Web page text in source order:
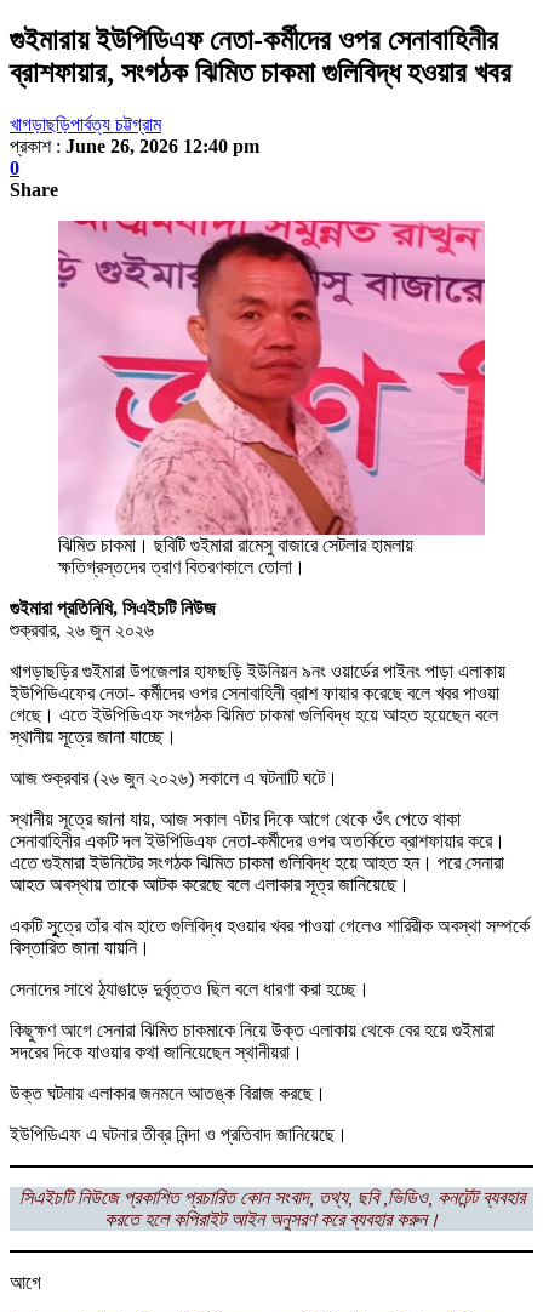
গুইমারায় ইউপিডিএফ নেতা-কর্মীদের ওপর সেনাবাহিনীর
ব্রাশফায়ার, সংগঠক ঝিমিত চাকমা গুলিবিদ্ধ হওয়ার খবর
খাগড়াছড়িপার্বত্য চট্টগ্রাম
প্রকাশ : June 26, 2026 12:40 pm
0
Share
ঝিমিত চাকমা। ছবিটি গুইমারা রামেসু বাজারে সেটলার হামলায়
ক্ষতিগ্রস্তদের ত্রাণ বিতরণকালে তোলা।
গুইমারা প্রতিনিধি, সিএইচটি নিউজ
শুক্রবার, ২৬ জুন ২০২৬
‎খাগড়াছড়ির গুইমারা উপজেলার হাফছড়ি ইউনিয়ন ৯নং ওয়ার্ডের পাইনং পাড়া এলাকায়
ইউপিডিএফের নেতা- কর্মীদের ওপর সেনাবাহিনী ব্রাশ ফায়ার করেছে বলে খবর পাওয়া
গেছে। এতে ইউপিডিএফ সংগঠক ঝিমিত চাকমা গুলিবিদ্ধ হয়ে আহত হয়েছেন বলে
স্থানীয় সূত্রে জানা যাচ্ছে।
আজ শুক্রবার (২৬ জুন ২০২৬) সকালে এ ঘটনাটি ঘটে।
স্থানীয় সূত্রে জানা যায়, আজ সকাল ৭টার দিকে আগে থেকে ওঁৎ পেতে থাকা
সেনাবাহিনীর একটি দল ইউপিডিএফ নেতা-কর্মীদের ওপর অতর্কিতে ব্রাশফায়ার করে।
এতে গুইমারা ইউনিটের সংগঠক ঝিমিত চাকমা গুলিবিদ্ধ হয়ে আহত হন। পরে সেনারা
আহত অবস্থায় তাকে আটক করেছে বলে এলাকার সূত্র জানিয়েছে।
একটি সূুত্রে তাঁর বাম হাতে গুলিবিদ্ধ হওয়ার খবর পাওয়া গেলেও শারিরীক অবস্থা সম্পর্কে
বিস্তারিত জানা যায়নি।
সেনাদের সাথে ঠ্যাঙাড়ে দুর্বৃত্তও ছিল বলে ধারণা করা হচ্ছে।
কিছুক্ষণ আগে সেনারা ঝিমিত চাকমাকে নিয়ে উক্ত এলাকায় থেকে বের হয়ে গুইমারা
সদরের দিকে যাওয়ার কথা জানিয়েছেন স্থানীয়রা।
উক্ত ঘটনায় এলাকার জনমনে আতঙ্ক বিরাজ করছে।
ইউপিডিএফ এ ঘটনার তীব্র নিন্দা ও প্রতিবাদ জানিয়েছে।
সিএইচটি নিউজে প্রকাশিত প্রচারিত কোন সংবাদ, তথ্য, ছবি ,ভিডিও, কনটেন্ট ব্যবহার
করতে হলে কপিরাইট আইন অনুসরণ করে ব্যবহার করুন।
আগে